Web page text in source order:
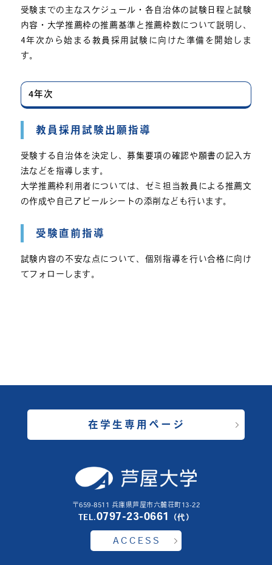
受験までの主なスケジュール・各自治体の試験日程と試験
内容・大学推薦枠の推薦基準と推薦枠数について説明し、
4年次から始まる教員採用試験に向けた準備を開始しま
す。
4年次
教員採用試験出願指導
受験する自治体を決定し、募集要項の確認や願書の記入方
法などを指導します。
大学推薦枠利用者については、ゼミ担当教員による推薦文
の作成や自己アピールシートの添削なども行います。
受験直前指導
試験内容の不安な点について、個別指導を行い合格に向け
てフォローします。
在学生専用ページ
〒659-8511 兵庫県芦屋市六麓荘町13-22
TEL.0797-23-0661 （代）
ACCESS